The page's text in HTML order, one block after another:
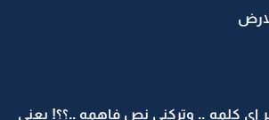
كلمه .. وتركني نص فاهمه ..؟؟! يعني